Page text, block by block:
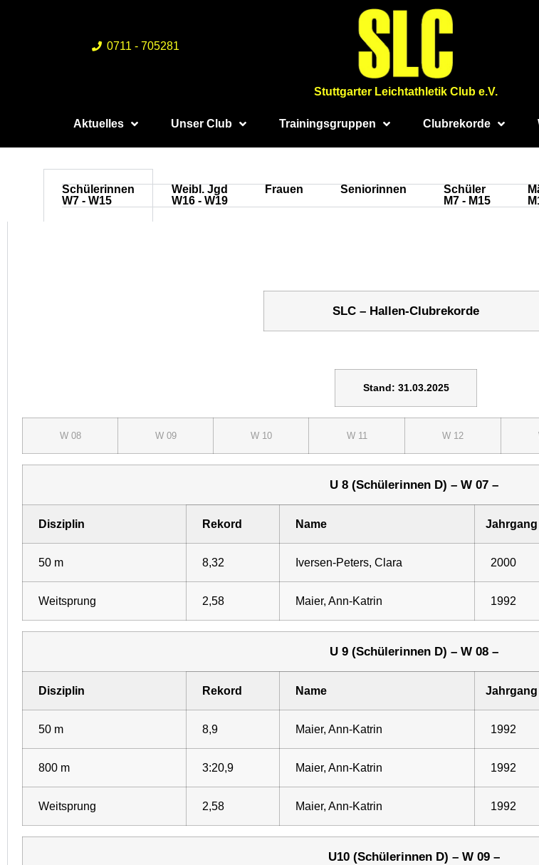
0711 - 705281
Stuttgarter Leichtathletik Club e.V.
Aktuelles Unser Club Trainingsgruppen Clubrekorde
Schülerinnen
W7 - W15
Weibl. Jgd
W16 - W19
Frauen Seniorinnen
Schüler
M7 - M15
SLC – Hallen-Clubrekorde
Stand: 31.03.2025
W 08 W 09 W 10 W 11 W 12
U 8 (Schülerinnen D) – W 07 –
Disziplin Rekord Name Jahrgang
50 m 8,32 Iversen-Peters, Clara 2000
Weitsprung 2,58 Maier, Ann-Katrin 1992
U 9 (Schülerinnen D) – W 08 –
Disziplin Rekord Name Jahrgang
50 m 8,9 Maier, Ann-Katrin 1992
800 m 3:20,9 Maier, Ann-Katrin 1992
Weitsprung 2,58 Maier, Ann-Katrin 1992
U10 (Schülerinnen D) – W 09 –